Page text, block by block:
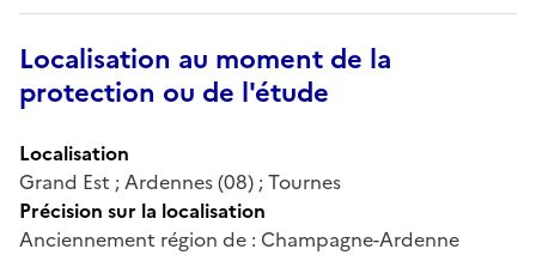
Localisation au moment de la
protection ou de l'étude
Localisation
Grand Est ; Ardennes (08) ; Tournes
Précision sur la localisation
Anciennement région de : Champagne-Ardenne